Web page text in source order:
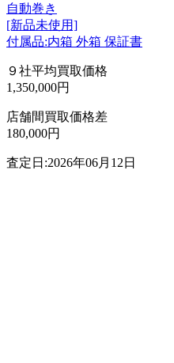
自動巻き
[新品未使用]
付属品:内箱 外箱 保証書
９社平均買取価格
1,350,000円
店舗間買取価格差
180,000円
査定日:2026年06月12日